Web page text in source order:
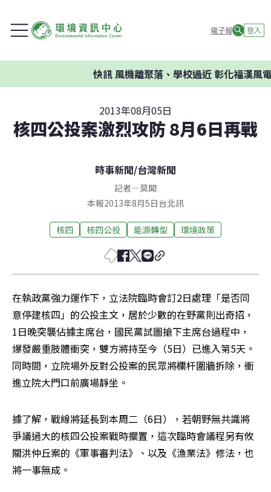
電子報 登入
快訊風機離聚落、學校過近 彰化福漢風電
2013年08月05日
核四公投案激烈攻防 8月6日再戰
時事新聞/台灣新聞
記者—莫聞
本報2013年8月5日台北訊
核四 核四公投 能源轉型 環境政策
在執政黨強力運作下，立法院臨時會訂2日處理「是否同
意停建核四」的公投主文，居於少數的在野黨則出奇招，
1日晚突襲佔據主席台，國民黨試圖搶下主席台過程中，
爆發嚴重肢體衝突，雙方將持至今（5日）已進入第5天。
同時間，立院場外反對公投案的民眾將欄杆圍牆拆除，衝
進立院大門口前廣場靜坐。
據了解，戰線將延長到本周二（6日），若朝野無共識將
爭議過大的核四公投案戰時擱置，這次臨時會議程另有攸
關洪仲丘案的《軍事審判法》、以及《漁業法》修法，也
將一事無成。